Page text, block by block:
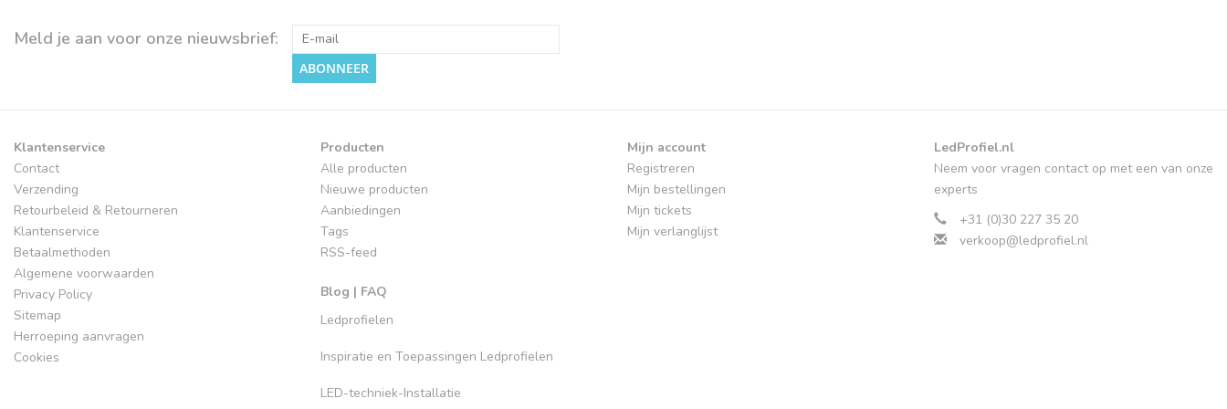
Meld je aan voor onze nieuwsbrief:
ABONNEER
Klantenservice
Contact
Verzending
Retourbeleid & Retourneren
Klantenservice
Betaalmethoden
Algemene voorwaarden
Privacy Policy
Sitemap
Herroeping aanvragen
Cookies
Producten
Alle producten
Nieuwe producten
Aanbiedingen
Tags
RSS-feed
Blog | FAQ
Ledprofielen
Inspiratie en Toepassingen Ledprofielen
LED-techniek-Installatie
Mijn account
Registreren
Mijn bestellingen
Mijn tickets
Mijn verlanglijst
LedProfiel.nl
Neem voor vragen contact op met een van onze
experts
+31 (0)30 227 35 20
verkoop@ledprofiel.nl